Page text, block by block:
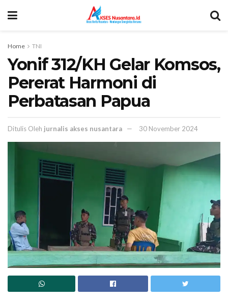
Home TNI
Yonif 312/KH Gelar Komsos,
Pererat Harmoni di
Perbatasan Papua
Ditulis Oleh jurnalis akses nusantara 30 November 2024